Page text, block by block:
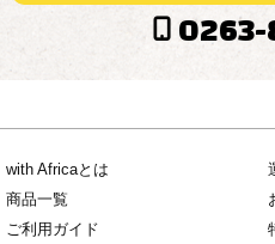
with Africaとは
商品一覧
ご利用ガイド